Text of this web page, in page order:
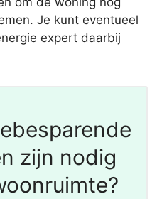
Je kunt eventueel
expert daarbij
zijn nodig